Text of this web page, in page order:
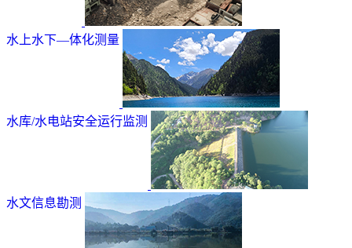
水上水下—体化测量
水库/水电站安全运行监测
水文信息勘测